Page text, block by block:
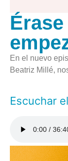
En el nuevo
Beatriz Millé,
Escuchar